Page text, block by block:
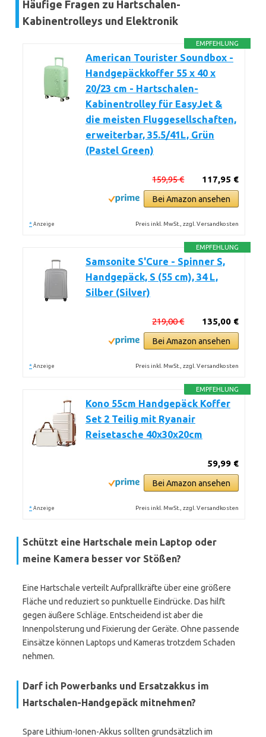
Häufige Fragen zu Hartschalen-
Kabinentrolleys und Elektronik
EMPFEHLUNG
American Tourister Soundbox -
Handgepäckkoffer 55 x 40 x
20/23 cm - Hartschalen-
Kabinentrolley für EasyJet &
die meisten Fluggesellschaften,
erweiterbar, 35.5/41L, Grün
(Pastel Green)
117,95 €
159,95 €
Bei Amazon ansehen
* Anzeige Preis inkl. MwSt., zzgl. Versandkosten
EMPFEHLUNG
Samsonite S'Cure - Spinner S,
Handgepäck, S (55 cm), 34 L,
Silber (Silver)
135,00 €
219,00 €
Bei Amazon ansehen
* Anzeige Preis inkl. MwSt., zzgl. Versandkosten
EMPFEHLUNG
Kono 55cm Handgepäck Koffer
Set 2 Teilig mit Ryanair
Reisetasche 40x30x20cm
59,99 €
Bei Amazon ansehen
* Anzeige Preis inkl. MwSt., zzgl. Versandkosten
Schützt eine Hartschale mein Laptop oder
meine Kamera besser vor Stößen?
Eine Hartschale verteilt Aufprallkräfte über eine größere
Fläche und reduziert so punktuelle Eindrücke. Das hilft
gegen äußere Schläge. Entscheidend ist aber die
Innenpolsterung und Fixierung der Geräte. Ohne passende
Einsätze können Laptops und Kameras trotzdem Schaden
nehmen.
Darf ich Powerbanks und Ersatzakkus im
Hartschalen-Handgepäck mitnehmen?
Spare Lithium-Ionen-Akkus sollten grundsätzlich im